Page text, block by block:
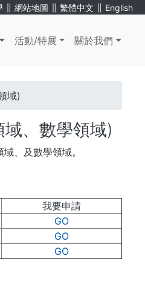
∥ 網站地圖 ∥ 繁體中文 ∥ English
活動/特展 關於我們
域)
、數學領域)
、及數學領域。
我要申請
GO
GO
GO